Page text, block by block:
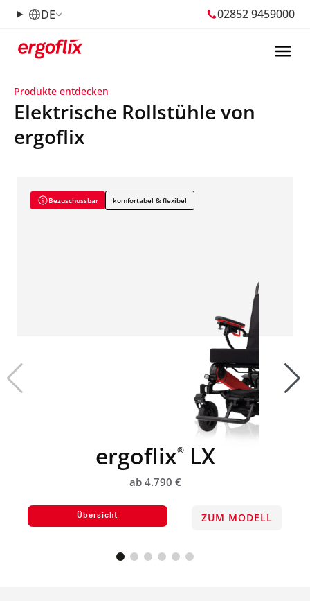
DE 02852 9459000
Produkte entdecken
Elektrische Rollstühle von
ergoflix
Bezuschussbar komfortabel & flexibel
ergoflix®LX
ab 4.790 €
Übersicht ZUM MODELL